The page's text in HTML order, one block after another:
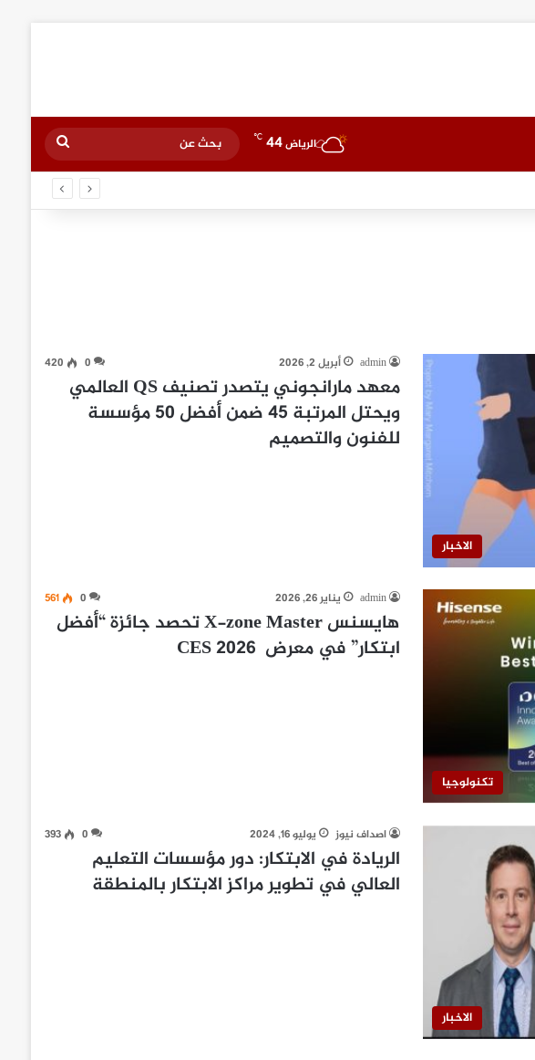
الرياض44
℃
بحث
عن
الاخبار
admin أبريل 2, 2026 0
420
معهد مارانجوني يتصدر تصنيف QS العالمي
ويحتل المرتبة 45 ضمن أفضل 50 مؤسسة
للفنون والتصميم
تكنولوجيا
admin يناير 26, 2026 0
561
هايسنس X-zone Master تحصد جائزة “أفضل
ابتكار” في معرض CES 2026
الاخبار
اصداف نيوز يوليو 16, 2024 0
393
الريادة في الابتكار: دور مؤسسات التعليم
العالي في تطوير مراكز الابتكار بالمنطقة